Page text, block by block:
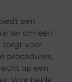
een
om een
zorgt voor
procedures,
op een
Voor beide